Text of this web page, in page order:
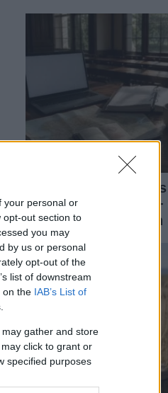
your personal or
opt-out section to
you may
by us or personal
opt-out of the
list of downstream
on the IAB’s List of
gather and store
click to grant or
specified purposes
Jornadas
Movilidad Erasmus+
Universidad de Jaén